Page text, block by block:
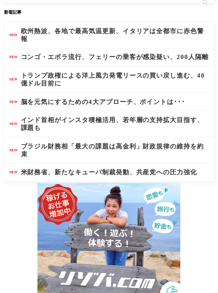
新着記事
NEW
欧州熱波、各地で最高気温更新、イタリアは全都市に赤色警
報
NEW コンゴ・エボラ流行、フェリーの乗客が感染疑い、200人隔離
NEW
トランプ政権による洋上風力発電リースの買い戻し進む、40
億ドル目前に
NEW 脳を元気にするための4大アプローチ、ポイントは･･･
NEW
インド首相がインスタ積極活用、若年層の支持拡大目指す、
課題も
NEW
ブラジル財務相「最大の課題は高金利」財政規律の維持を約
束
NEW 米財務省、新たなキューバ制裁発動、共産党への圧力強化